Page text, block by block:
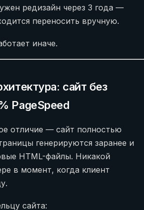
редизайн через 3 года —
переносить вручную.
иначе.
сайт без
PageSpeed
отличие — сайт полностью
генерируются заранее и
HTML-файлы. Никакой
в момент, когда клиент
сайта: